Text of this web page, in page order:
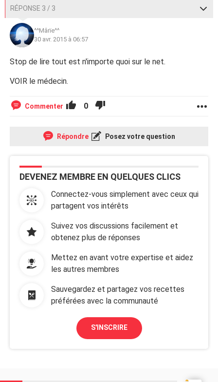
RÉPONSE 3 / 3
^^Mârïe^^
30 avr. 2015 à 06:57
Stop de lire tout est n'importe quoi sur le net.
VOIR le médecin.
Commenter 0
Répondre Posez votre question
DEVENEZ MEMBRE EN QUELQUES CLICS
Connectez-vous simplement avec ceux qui
partagent vos intérêts
Suivez vos discussions facilement et
obtenez plus de réponses
Mettez en avant votre expertise et aidez
les autres membres
Sauvegardez et partagez vos recettes
préférées avec la communauté
S'INSCRIRE